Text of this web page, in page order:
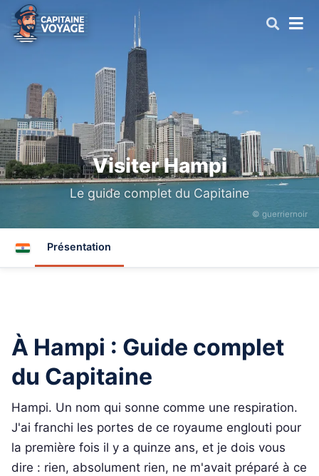
Visiter Hampi
Le guide complet du Capitaine
© guerriernoir
Présentation
À Hampi : Guide complet
du Capitaine
Hampi. Un nom qui sonne comme une respiration.
J'ai franchi les portes de ce royaume englouti pour
la première fois il y a quinze ans, et je dois vous
dire : rien, absolument rien, ne m'avait préparé à ce